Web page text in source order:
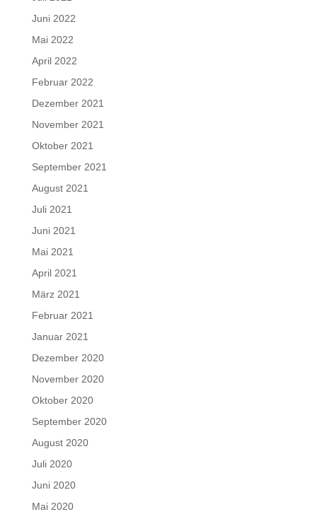
Juni 2022
Mai 2022
April 2022
Februar 2022
Dezember 2021
November 2021
Oktober 2021
September 2021
August 2021
Juli 2021
Juni 2021
Mai 2021
April 2021
März 2021
Februar 2021
Januar 2021
Dezember 2020
November 2020
Oktober 2020
September 2020
August 2020
Juli 2020
Juni 2020
Mai 2020